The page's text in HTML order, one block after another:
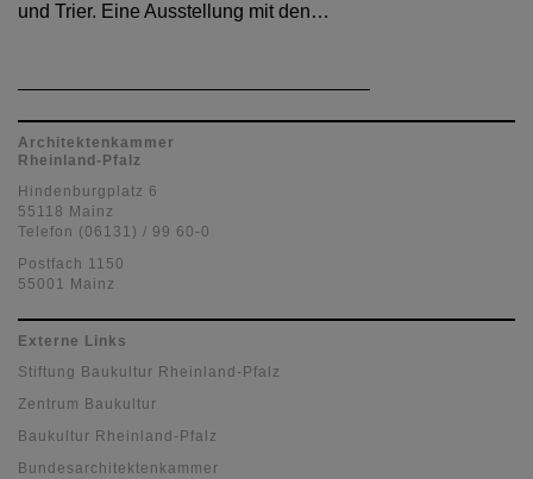
und Trier. Eine Ausstellung mit den…
Architektenkammer
Rheinland-Pfalz
Hindenburgplatz 6
55118 Mainz
Telefon (06131) / 99 60-0
Postfach 1150
55001 Mainz
Externe Links
Stiftung Baukultur Rheinland-Pfalz
Zentrum Baukultur
Baukultur Rheinland-Pfalz
Bundesarchitektenkammer